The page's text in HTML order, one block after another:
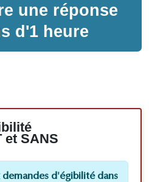
une réponse
d'1 heure
et SANS
d'égibilité dans